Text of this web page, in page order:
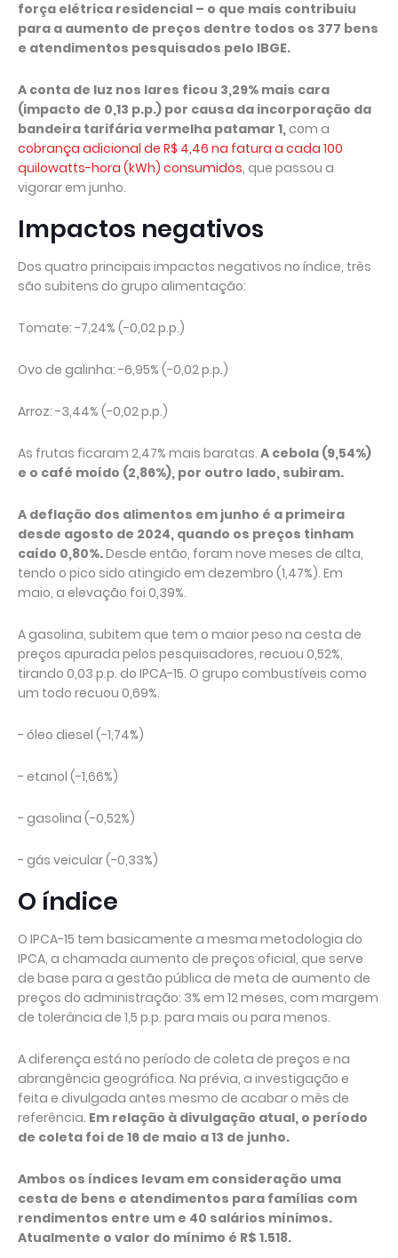
força elétrica residencial – o que mais contribuiu
para a aumento de preços dentre todos os 377 bens
e atendimentos pesquisados pelo IBGE.
A conta de luz nos lares ficou 3,29% mais cara
(impacto de 0,13 p.p.) por causa da incorporação da
bandeira tarifária vermelha patamar 1,com a
cobrança adicional de R$ 4,46 na fatura a cada 100
quilowatts-hora (kWh) consumidos, que passou a
vigorar em junho.
Impactos negativos
Dos quatro principais impactos negativos no índice, três
são subitens do grupo alimentação:
Tomate: -7,24% (-0,02 p.p.)
Ovo de galinha: -6,95% (-0,02 p.p.)
Arroz: -3,44% (-0,02 p.p.)
As frutas ficaram 2,47% mais baratas. A cebola (9,54%)
e o café moído (2,86%), por outro lado, subiram.
A deflação dos alimentos em junho é a primeira
desde agosto de 2024, quando os preços tinham
caído 0,80%.Desde então, foram nove meses de alta,
tendo o pico sido atingido em dezembro (1,47%). Em
maio, a elevação foi 0,39%.
A gasolina, subitem que tem o maior peso na cesta de
preços apurada pelos pesquisadores, recuou 0,52%,
tirando 0,03 p.p. do IPCA-15. O grupo combustíveis como
um todo recuou 0,69%.
- óleo diesel (-1,74%)
- etanol (-1,66%)
- gasolina (-0,52%)
- gás veicular (-0,33%)
O índice
O IPCA-15 tem basicamente a mesma metodologia do
IPCA, a chamada aumento de preços oficial, que serve
de base para a gestão pública de meta de aumento de
preços do administração: 3% em 12 meses, com margem
de tolerância de 1,5 p.p. para mais ou para menos.
A diferença está no período de coleta de preços e na
abrangência geográfica. Na prévia, a investigação e
feita e divulgada antes mesmo de acabar o mês de
referência. Em relação à divulgação atual, o período
de coleta foi de 16 de maio a 13 de junho.
Ambos os índices levam em consideração uma
cesta de bens e atendimentos para famílias com
rendimentos entre um e 40 salários mínimos.
Atualmente o valor do mínimo é R$ 1.518.